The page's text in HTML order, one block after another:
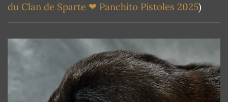
du Clan de Sparte ❤ Panchito Pistoles 2025)